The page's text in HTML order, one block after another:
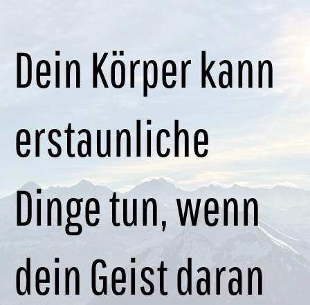
Dein Körper kann
erstaunliche
Dinge tun, wenn
dein Geist daran